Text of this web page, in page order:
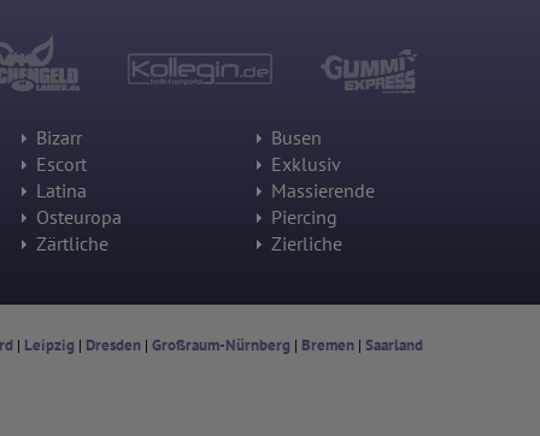
Bizarr
Busen
Escort
Exklusiv
Latina
Massierende
Osteuropa
Piercing
Zärtliche Zierliche
| Leipzig | Dresden| Großraum-Nürnberg | Bremen| Saarland